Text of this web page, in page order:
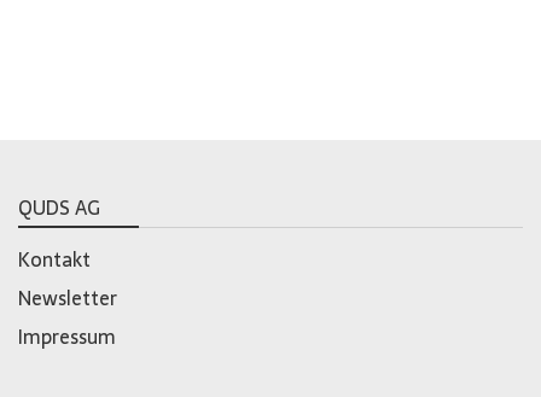
QUDS AG
Kontakt
Newsletter
Impressum